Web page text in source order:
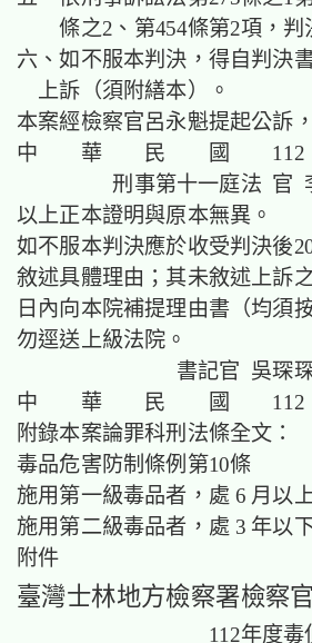
條之2、第454條第2項，判
六、如不服本判決，得自判決
上訴（須附繕本）。
本案經檢察官呂永魁提起公訴
中 華 民 國
刑事第十一庭法 官
以上正本證明與原本無異。
如不服本判決應於收受判決後
敘述具體理由；其未敘述上訴
日內向本院補提理由書（均須
勿逕送上級法院。
書記官 吳琛
中 華 民 國
附錄本案論罪科刑法條全文：
毒品危害防制條例第10條
施用第一級毒品者，處 6 月以
施用第二級毒品者，處 3 年以
附件
臺灣士林地方檢察署檢察
112年度毒偵字